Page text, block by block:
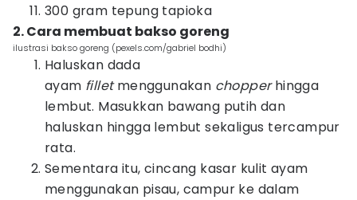
300 gram tepung tapioka
2. Cara membuat bakso goreng
ilustrasi bakso goreng (pexels.com/gabriel bodhi)
Haluskan dada
ayam filletmenggunakan chopperhingga
lembut. Masukkan bawang putih dan
haluskan hingga lembut sekaligus tercampur
rata.
Sementara itu, cincang kasar kulit ayam
menggunakan pisau, campur ke dalam